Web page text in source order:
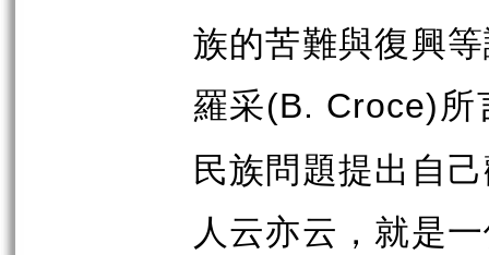
族的苦難與復興
羅采(B. Croce)所
民族問題提出自
人云亦云，就是